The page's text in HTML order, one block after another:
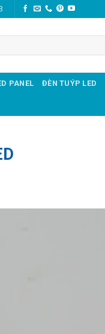
PANEL ĐÈN TUÝP LED